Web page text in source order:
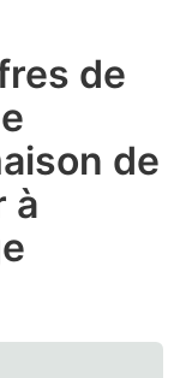
de
de
à